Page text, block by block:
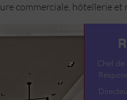
commerciale, hôtellerie
Chef de